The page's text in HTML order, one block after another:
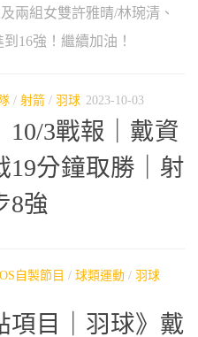
兩組女雙許雅晴/林琬清、
16強！繼續加油！
/ 射箭 / 羽球 2023-10-03
10/3戰報｜戴資
19分鐘取勝｜射
8強
自製節目 / 球類運動 / 羽球
項目｜羽球》戴